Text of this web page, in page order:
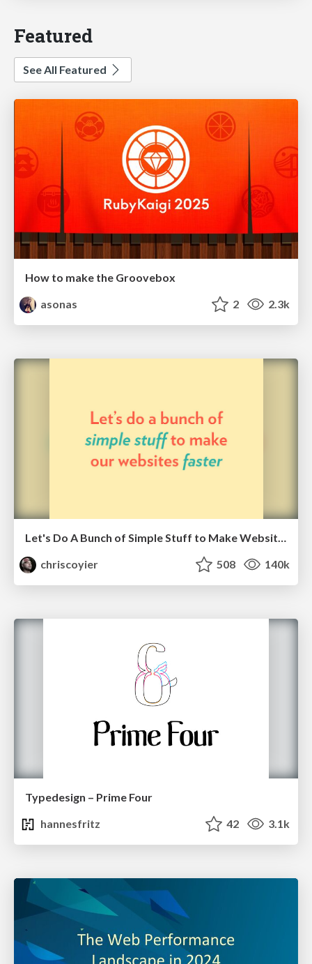
Featured
See All Featured
How to make the Groovebox
asonas
2 2.3k
Let's Do A Bunch of Simple Stuff to Make Websites Faster
chriscoyier
508 140k
Typedesign – Prime Four
hannesfritz
42 3.1k